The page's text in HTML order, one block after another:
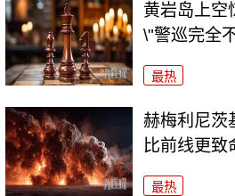
黄岩岛上空
\"警巡完全
最热
赫梅利尼茨
比前线更致
最热